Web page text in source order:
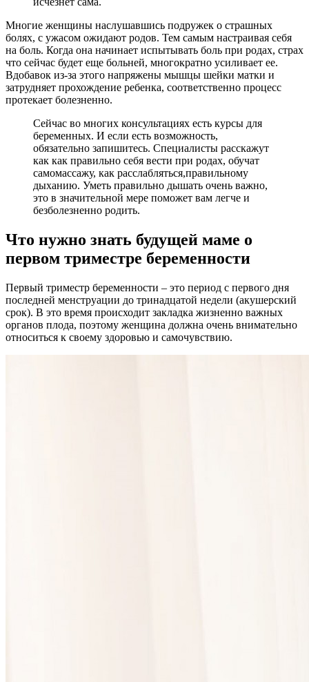
Многие женщины наслушавшись подружек о страшных
болях, с ужасом ожидают родов. Тем самым настраивая себя
на боль. Когда она начинает испытывать боль при родах, страх
что сейчас будет еще больней, многократно усиливает ее.
Вдобавок из-за этого напряжены мышцы шейки матки и
затрудняет прохождение ребенка, соответственно процесс
протекает болезненно.
Сейчас во многих консультациях есть курсы для
беременных. И если есть возможность,
обязательно запишитесь. Специалисты расскажут
как как правильно себя вести при родах, обучат
самомассажу, как расслабляться,правильному
дыханию. Уметь правильно дышать очень важно,
это в значительной мере поможет вам легче и
безболезненно родить.
Что нужно знать будущей маме о
первом триместре беременности
Первый триместр беременности – это период с первого дня
последней менструации до тринадцатой недели (акушерский
срок). В это время происходит закладка жизненно важных
органов плода, поэтому женщина должна очень внимательно
относиться к своему здоровью и самочувствию.